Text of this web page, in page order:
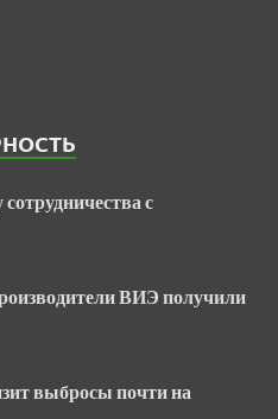
с
ВИЭ получили
выбросы почти на